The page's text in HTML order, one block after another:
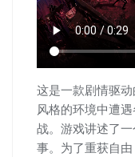
这是一款剧情驱
风格的环境中遭
战。游戏讲述了
事。为了重获自